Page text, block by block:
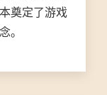
奠定了游戏
。